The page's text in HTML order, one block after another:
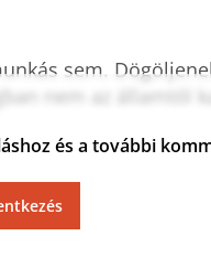
sem.
nem az államtól
és a további